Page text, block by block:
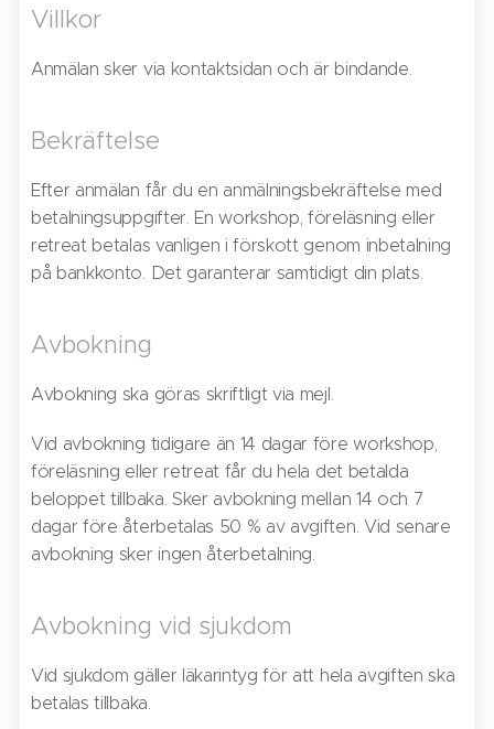
Villkor
Anmälan sker via kontaktsidan och är bindande.
Bekräftelse
Efter anmälan får du en anmälningsbekräftelse med
betalningsuppgifter. En workshop, föreläsning eller
retreat betalas vanligen i förskott genom inbetalning
på bankkonto. Det garanterar samtidigt din plats.
Avbokning
Avbokning ska göras skriftligt via mejl.
Vid avbokning tidigare än 14 dagar före workshop,
föreläsning eller retreat får du hela det betalda
beloppet tillbaka. Sker avbokning mellan 14 och 7
dagar före återbetalas 50 % av avgiften. Vid senare
avbokning sker ingen återbetalning.
Avbokning vid sjukdom
Vid sjukdom gäller läkarintyg för att hela avgiften ska
betalas tillbaka.